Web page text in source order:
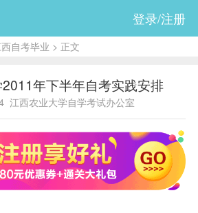
登录/注册
自考毕业 > 正文
年下半年自考实践安排
江西农业大学自学考试办公室